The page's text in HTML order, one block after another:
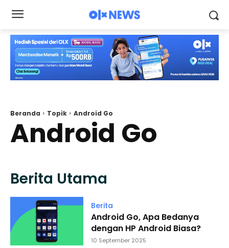
Beranda Topik Android Go
Android Go
Berita Utama
Berita
Android Go, Apa Bedanya
dengan HP Android Biasa?
10 September 2025